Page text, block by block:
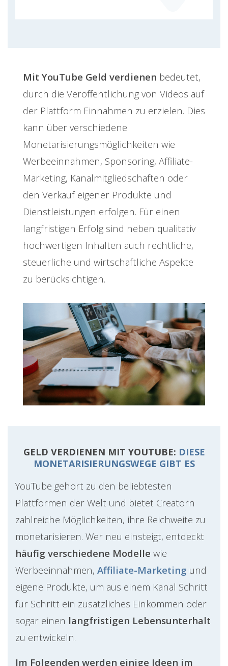
Mit YouTube Geld verdienen bedeutet,
durch die Veröffentlichung von Videos auf
der Plattform Einnahmen zu erzielen. Dies
kann über verschiedene
Monetarisierungsmöglichkeiten wie
Werbeeinnahmen, Sponsoring, Affiliate-
Marketing, Kanalmitgliedschaften oder
den Verkauf eigener Produkte und
Dienstleistungen erfolgen. Für einen
langfristigen Erfolg sind neben qualitativ
hochwertigen Inhalten auch rechtliche,
steuerliche und wirtschaftliche Aspekte
zu berücksichtigen.
GELD VERDIENEN MIT YOUTUBE: DIESE
MONETARISIERUNGSWEGE GIBT ES
YouTube gehört zu den beliebtesten
Plattformen der Welt und bietet Creatorn
zahlreiche Möglichkeiten, ihre Reichweite zu
monetarisieren. Wer neu einsteigt, entdeckt
häufig verschiedene Modelle wie
Werbeeinnahmen, Affiliate-Marketing und
eigene Produkte, um aus einem Kanal Schritt
für Schritt ein zusätzliches Einkommen oder
sogar einen langfristigen Lebensunterhalt
zu entwickeln.
Im Folgenden werden einige Ideen im